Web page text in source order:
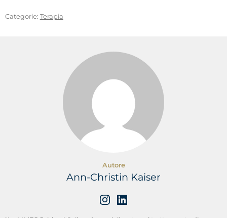
2018.
Categorie: Terapia
Autore
Ann-Christin Kaiser